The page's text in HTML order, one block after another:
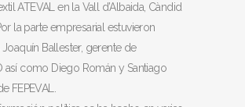
ATEVAL en la Vall d’Albaida, Càndid
la parte empresarial estuvieron
Ballester, gerente de
así como Diego Román y Santiago
FEPEVAL.